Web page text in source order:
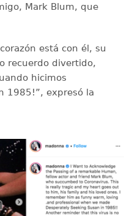
Mark Blum, que
está con él, su
recuerdo divertido,
hicimos
1985!”, expresó la